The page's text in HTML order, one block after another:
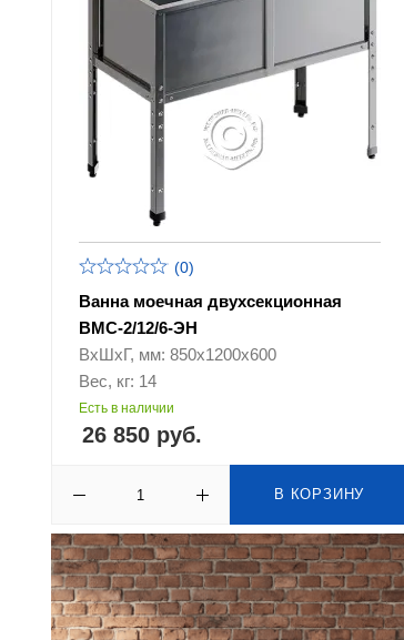
(0)
Ванна моечная двухсекционная
ВМС-2/12/6-ЭН
ВхШхГ, мм: 850х1200х600
Вес, кг: 14
Есть в наличии
26 850 руб.
В КОРЗИНУ